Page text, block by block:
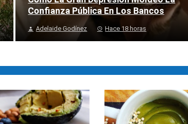
Confianza Pública En Los Bancos
Adelaide Godínez Hace 18 horas